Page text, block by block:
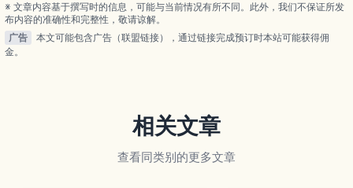
全又充实的一日健行。
※ 文章内容基于撰写时的信息，可能与当前情况有所不同。此外，我们不保证所发
布内容的准确性和完整性，敬请谅解。
广告
本文可能包含广告（联盟链接），通过链接完成预订时本站可能获得佣
金。
相关文章
查看同类别的更多文章